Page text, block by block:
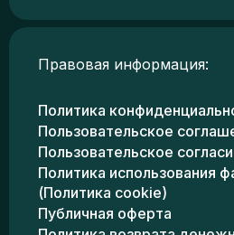
Правовая информация:
Политика
Пользовательское
Пользовательское
Политика использования
(Политика cookie)
Публичная оферта